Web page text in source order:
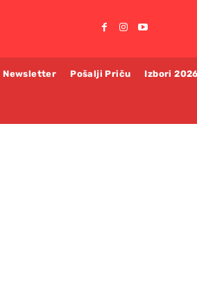
Newsletter Pošalji Priču Izbori 2026